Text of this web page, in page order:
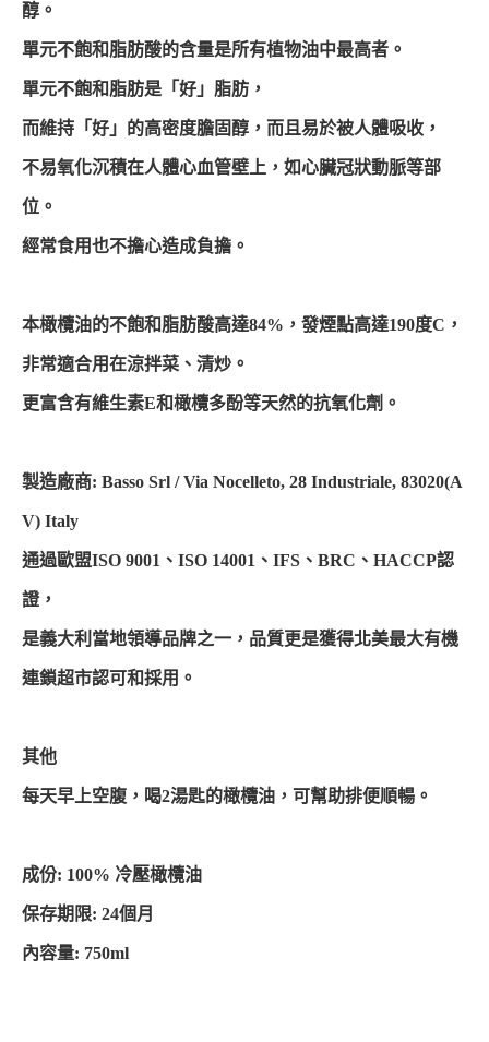
醇。
單元不飽和脂肪酸的含量是所有植物油中最高者。
單元不飽和脂肪是「好」脂肪，
而維持「好」的高密度膽固醇，而且易於被人體吸收，
不易氧化沉積在人體心血管壁上，如心臟冠狀動脈等部
位。
經常食用也不擔心造成負擔。
本橄欖油的不飽和脂肪酸高達84%，發煙點高達190度C，
非常適合用在涼拌菜、清炒。
更富含有維生素E和橄欖多酚等天然的抗氧化劑。
製造廠商: Basso Srl / Via Nocelleto, 28 Industriale, 83020(A
V) Italy
通過歐盟ISO 9001、ISO 14001、IFS、BRC、HACCP認
證，
是義大利當地領導品牌之一，品質更是獲得北美最大有機
連鎖超市認可和採用。
其他
每天早上空腹，喝2湯匙的橄欖油，可幫助排便順暢。
成份: 100% 冷壓橄欖油
保存期限: 24個月
內容量: 750ml